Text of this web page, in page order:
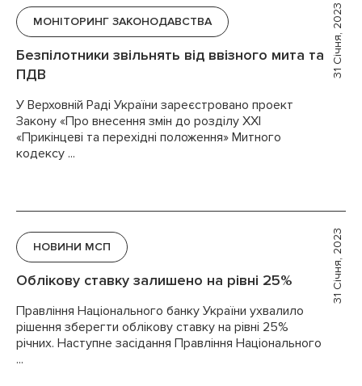
31 Січня, 2023
МОНІТОРИНГ ЗАКОНОДАВСТВА
Безпілотники звільнять від ввізного мита та
ПДВ
У Верховній Раді України зареєстровано проект
Закону «Про внесення змін до розділу ХХІ
«Прикінцеві та перехідні положення» Митного
кодексу ...
31 Січня, 2023
НОВИНИ МСП
Облікову ставку залишено на рівні 25%
Правління Національного банку України ухвалило
рішення зберегти облікову ставку на рівні 25%
річних. Наступне засідання Правління Національного
...